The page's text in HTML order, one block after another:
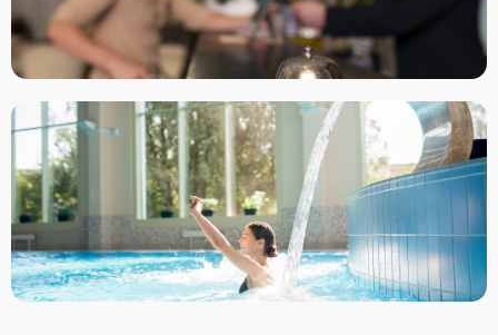
Apart Oteller
1 firma